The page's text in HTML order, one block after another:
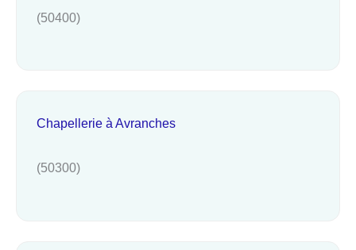
(50400)
Chapellerie à Avranches
(50300)